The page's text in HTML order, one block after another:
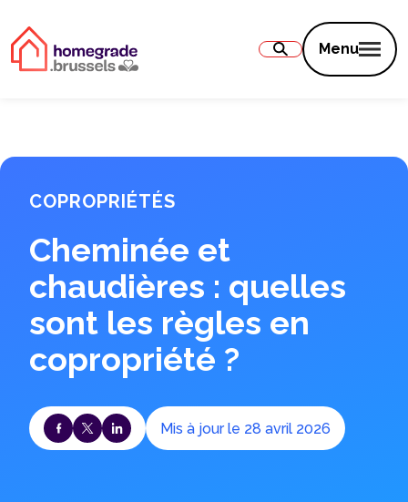
Menu
COPROPRIÉTÉS
Cheminée et
chaudières : quelles
sont les règles en
copropriété ?
Mis à jour le 28 avril 2026